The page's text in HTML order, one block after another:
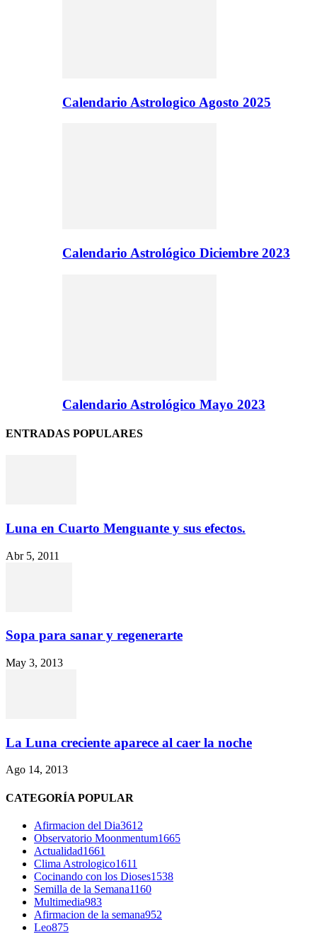
Calendario Astrologico Agosto 2025
Calendario Astrológico Diciembre 2023
Calendario Astrológico Mayo 2023
ENTRADAS POPULARES
Luna en Cuarto Menguante y sus efectos.
Abr 5, 2011
Sopa para sanar y regenerarte
May 3, 2013
La Luna creciente aparece al caer la noche
Ago 14, 2013
CATEGORÍA POPULAR
Afirmacion del Dia3612
Observatorio Moonmentum1665
Actualidad1661
Clima Astrologico1611
Cocinando con los Dioses1538
Semilla de la Semana1160
Multimedia983
Afirmacion de la semana952
Leo875